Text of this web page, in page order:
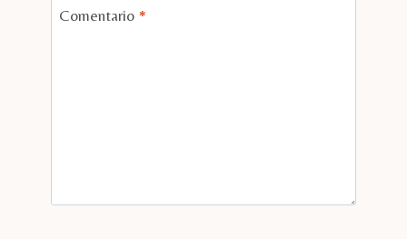
Comentario *